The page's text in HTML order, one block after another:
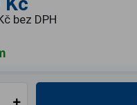
bez DPH